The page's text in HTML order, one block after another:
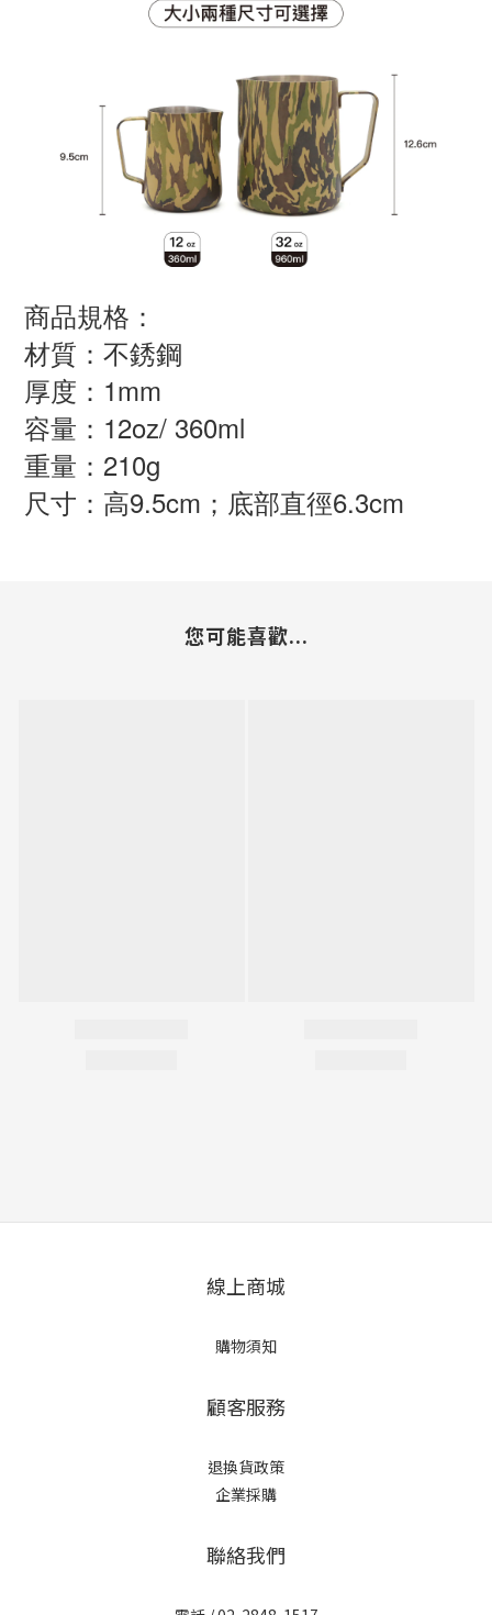
商品規格：
材質：不銹鋼
厚度：1mm
容量：12oz/ 360ml
重量：210g
尺寸：高9.5cm；底部直徑6.3cm
您可能喜歡...
線上商城
購物須知
顧客服務
退換貨政策
企業採購
聯絡我們